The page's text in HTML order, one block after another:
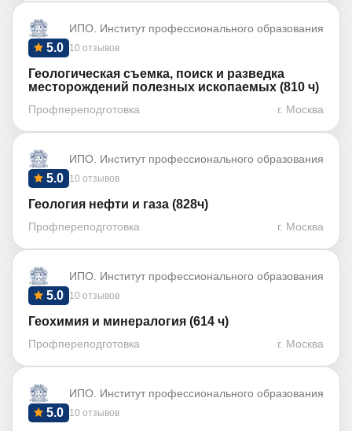
ИПО. Институт профессионального образования
10 отзывов
5.0
Геологическая съемка, поиск и разведка
месторождений полезных ископаемых (810 ч)
Профпереподготовка г. Москва
ИПО. Институт профессионального образования
10 отзывов
5.0
Геология нефти и газа (828ч)
Профпереподготовка г. Москва
ИПО. Институт профессионального образования
10 отзывов
5.0
Геохимия и минералогия (614 ч)
Профпереподготовка г. Москва
ИПО. Институт профессионального образования
10 отзывов
5.0